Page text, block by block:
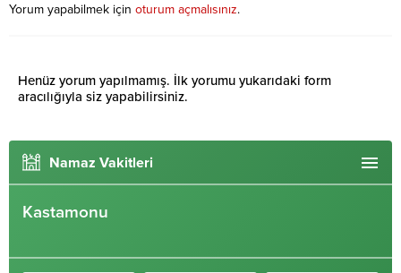
Yorum yapabilmek için oturum açmalısınız.
Henüz yorum yapılmamış. İlk yorumu yukarıdaki form
aracılığıyla siz yapabilirsiniz.
Namaz Vakitleri
Kastamonu